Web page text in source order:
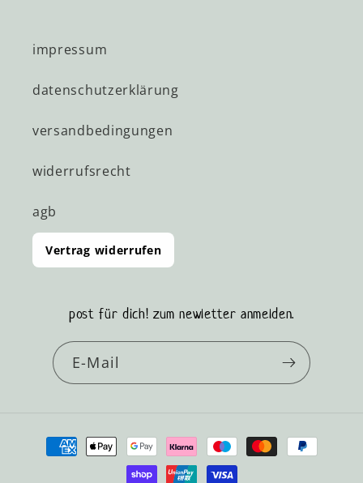
impressum
datenschutzerklärung
versandbedingungen
widerrufsrecht
agb
Vertrag widerrufen
post für dich! zum newletter anmelden.
E-Mail
Zahlungsmethoden